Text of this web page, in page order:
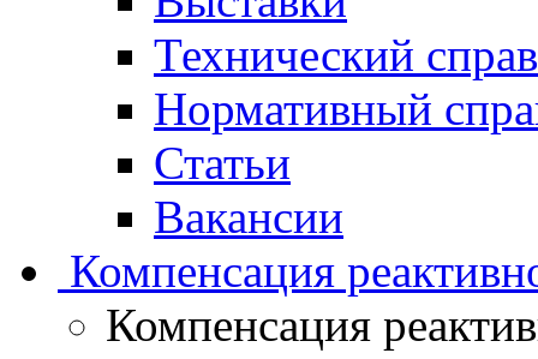
Технический
Нормативный
Статьи
Вакансии
Компенсация
Компенсация